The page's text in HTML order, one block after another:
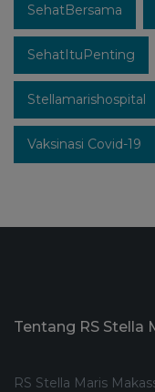
SehatBersama
SehatItuPenting
Stellamarishospital
Vaksinasi Covid-19
Tentang RS Stella
RS Stella Maris